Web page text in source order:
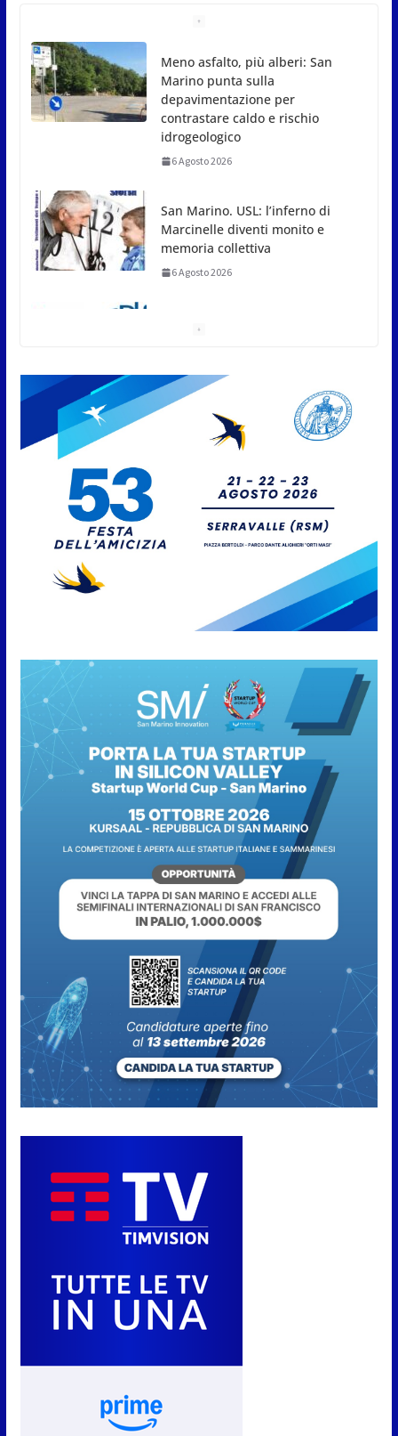
Meno asfalto, più alberi: San
Marino punta sulla
depavimentazione per
contrastare caldo e rischio
idrogeologico
6 Agosto 2026
San Marino. USL: l’inferno di
Marcinelle diventi monito e
memoria collettiva
6 Agosto 2026
approvato
6 Agosto 2026
Protezione Civile San Marino.
della fase preliminare di
preallarme, dal 3 al 9 agosto
6 Agosto 2026
“San Marino Antiqua –
Leggende e storie del Titano”:
l’inequivocabile successo di
6 Agosto 2026